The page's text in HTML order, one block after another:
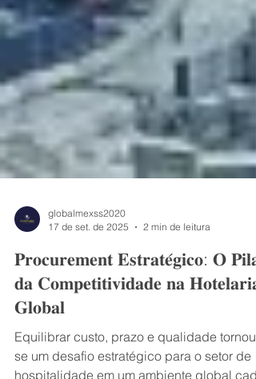
globalmexss2020
17 de set. de 2025
2 min de leitura
𝐏𝐫𝐨𝐜𝐮𝐫𝐞𝐦𝐞𝐧𝐭 𝐄𝐬𝐭𝐫𝐚𝐭𝐞́𝐠𝐢𝐜𝐨: 𝐎 𝐏𝐢𝐥𝐚𝐫
𝐝𝐚 𝐂𝐨𝐦𝐩𝐞𝐭𝐢𝐭𝐢𝐯𝐢𝐝𝐚𝐝𝐞 𝐧𝐚 𝐇𝐨𝐭𝐞𝐥𝐚𝐫𝐢𝐚
𝐆𝐥𝐨𝐛𝐚𝐥